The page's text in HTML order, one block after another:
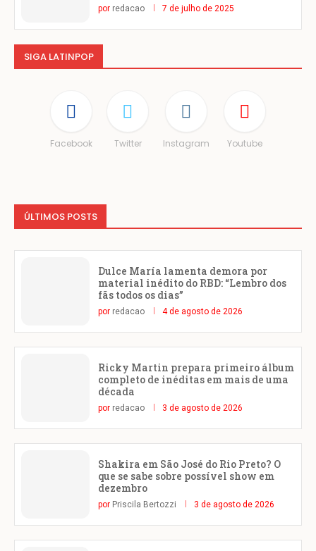
por redacao 7 de julho de 2025
SIGA LATINPOP
Facebook Twitter Instagram Youtube
ÚLTIMOS POSTS
Dulce María lamenta demora por
material inédito do RBD: “Lembro dos
fãs todos os dias”
por redacao 4 de agosto de 2026
Ricky Martin prepara primeiro álbum
completo de inéditas em mais de uma
década
por redacao 3 de agosto de 2026
Shakira em São José do Rio Preto? O
que se sabe sobre possível show em
dezembro
por Priscila Bertozzi 3 de agosto de 2026